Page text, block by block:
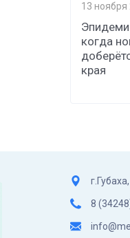
13 ноября
когда
края
8